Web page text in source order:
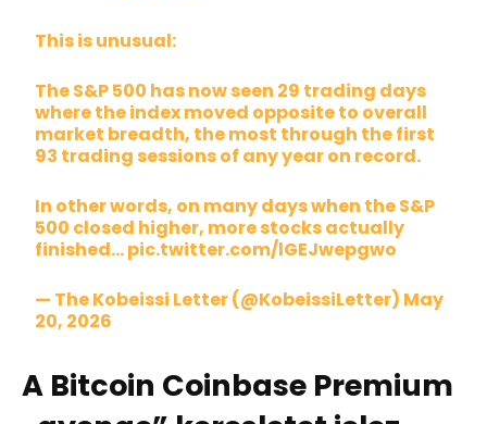
This is unusual:
The S&P 500 has now seen 29 trading days
where the index moved opposite to overall
market breadth, the most through the first
93 trading sessions of any year on record.
In other words, on many days when the S&P
500 closed higher, more stocks actually
finished…pic.twitter.com/lGEJwepgwo
— The Kobeissi Letter (@KobeissiLetter) May
20, 2026
A Bitcoin Coinbase Premium